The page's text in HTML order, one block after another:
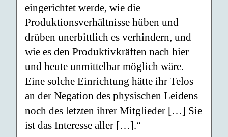
eingerichtet werde, wie die
Produktionsverhältnisse hüben und
drüben unerbittlich es verhindern, und
wie es den Produktivkräften nach hier
und heute unmittelbar möglich wäre.
Eine solche Einrichtung hätte ihr Telos
an der Negation des physischen Leidens
noch des letzten ihrer Mitglieder […] Sie
ist das Interesse aller […].“